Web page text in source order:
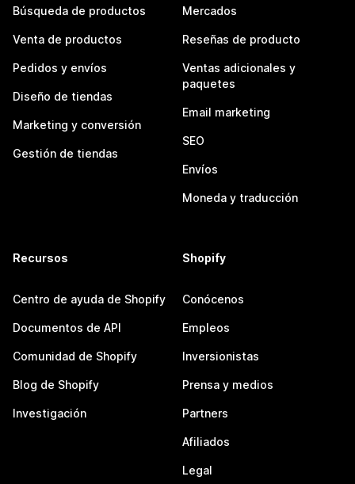
Búsqueda de productos
Venta de productos
Pedidos y envíos
Diseño de tiendas
Marketing y conversión
Gestión de tiendas
Mercados
Reseñas de producto
Ventas adicionales y
paquetes
Email marketing
SEO
Envíos
Moneda y traducción
Recursos
Centro de ayuda de Shopify
Documentos de API
Comunidad de Shopify
Blog de Shopify
Investigación
Shopify
Conócenos
Empleos
Inversionistas
Prensa y medios
Partners
Afiliados
Legal